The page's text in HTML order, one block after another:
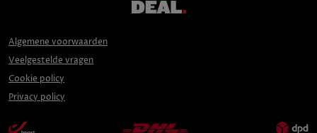
Algemene voorwaarden
Veelgestelde vragen
Cookie policy
Privacy policy